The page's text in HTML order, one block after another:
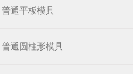
普通平板模具
普通圆柱形模具